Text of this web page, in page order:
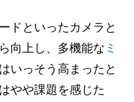
ドといったカメラと
向上し、多機能な ミ
いっそう高まったと
やや課題を感じた